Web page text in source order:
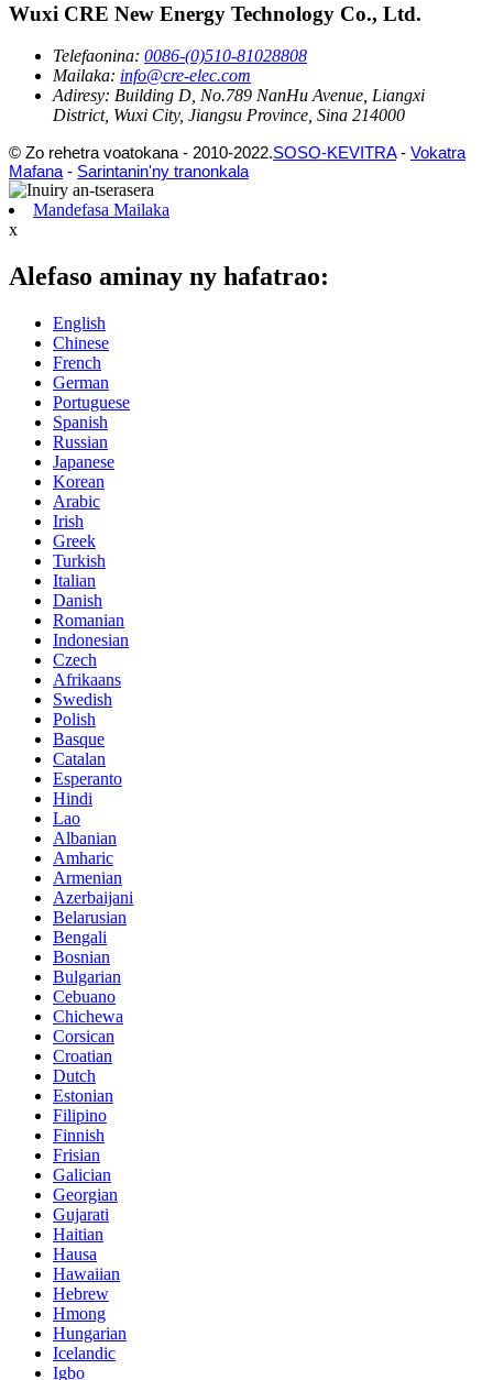
Wuxi CRE New Energy Technology Co., Ltd.
Telefaonina: 0086-(0)510-81028808
Mailaka: info@cre-elec.com
Adiresy: Building D, No.789 NanHu Avenue, Liangxi
District, Wuxi City, Jiangsu Province, Sina 214000
© Zo rehetra voatokana - 2010-2022.SOSO-KEVITRA- Vokatra
Mafana- Sarintanin'ny tranonkala
Mandefasa Mailaka
x
Alefaso aminay ny hafatrao:
English
Chinese
French
German
Portuguese
Spanish
Russian
Japanese
Korean
Arabic
Irish
Greek
Turkish
Italian
Danish
Romanian
Indonesian
Czech
Afrikaans
Swedish
Polish
Basque
Catalan
Esperanto
Hindi
Lao
Albanian
Amharic
Armenian
Azerbaijani
Belarusian
Bengali
Bosnian
Bulgarian
Cebuano
Chichewa
Corsican
Croatian
Dutch
Estonian
Filipino
Finnish
Frisian
Galician
Georgian
Gujarati
Haitian
Hausa
Hawaiian
Hebrew
Hmong
Hungarian
Icelandic
Igbo